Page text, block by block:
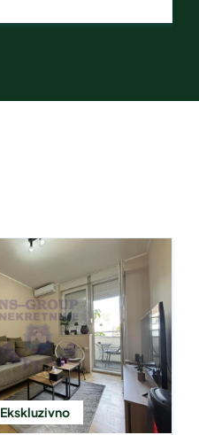
Ekskluzivno